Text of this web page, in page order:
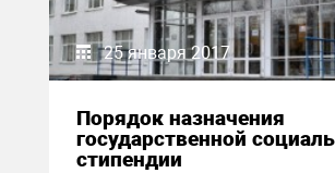
25 января 2017
Порядок назначения
государственной
стипендии